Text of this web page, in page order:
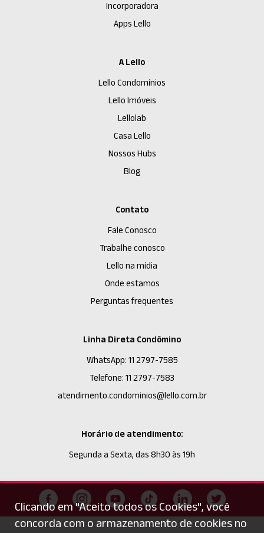
Incorporadora
Apps Lello
A Lello
Lello Condomínios
Lello Imóveis
Lellolab
Casa Lello
Nossos Hubs
Blog
Contato
Fale Conosco
Trabalhe conosco
Lello na mídia
Onde estamos
Perguntas frequentes
Linha Direta Condômino
WhatsApp: 11 2797-7585
Telefone: 11 2797-7583
atendimento.condominios@lello.com.br
Horário de atendimento:
Segunda a Sexta, das 8h30 às 19h
Clicando em "Aceito todos os Cookies", você
concorda com o armazenamento de cookies no